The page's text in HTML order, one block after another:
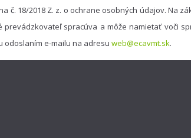
č. 18/2018 Z. z. o ochrane osobných údajov. Na
spracúva a môže namietať voči
e-mailu na adresu web@ecavmt.sk.